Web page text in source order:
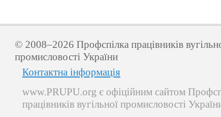
© 2008–2026 Профспілка працівників
промисловості України
Контактна інформація
www.PRUPU.org є офіційним сайтом
працівників вугільної промисловості